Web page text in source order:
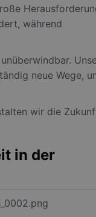
während
neue Wege,
wir die
in der